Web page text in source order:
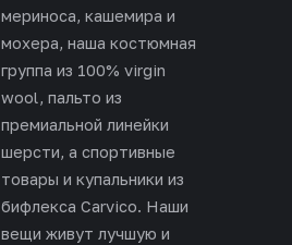
мериноса, кашемира и
мохера, наша костюмная
группа из 100% virgin
wool, пальто из
премиальной линейки
шерсти, а спортивные
товары и купальники из
бифлекса Carvico. Наши
вещи живут лучшую и